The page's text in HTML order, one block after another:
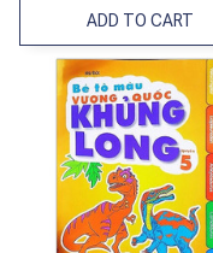
ADD TO CART